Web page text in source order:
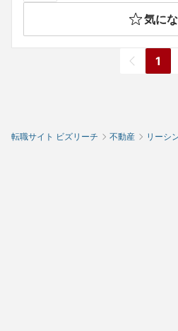
気に
1
転職サイト ビズリーチ 不動産 リーシ